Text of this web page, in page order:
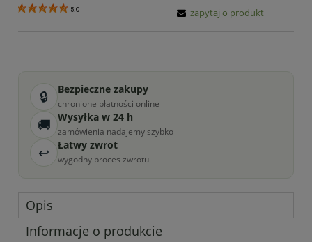
5.0 zapytaj o produkt
🔒 Bezpieczne zakupy
chronione płatności online
🚚 Wysyłka w 24 h
zamówienia nadajemy szybko
↩ Łatwy zwrot
wygodny proces zwrotu
Opis
Informacje o produkcie